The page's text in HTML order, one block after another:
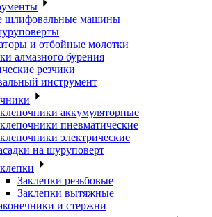
шлифовальные машины
и отбойные молотки
алмазного бурения
резчики
инструмент
аккумуляторные
пневматические
электрические
на шуруповерт
Заклепки резьбовые
Заклепки вытяжные
и стержни